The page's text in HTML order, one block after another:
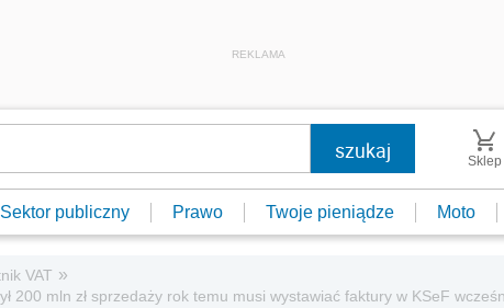
REKLAMA
Sklep
Sektor publiczny Prawo Twoje pieniądze Moto
VAT »
200 mln zł sprzedaży rok temu musi wystawiać faktury w KSeF